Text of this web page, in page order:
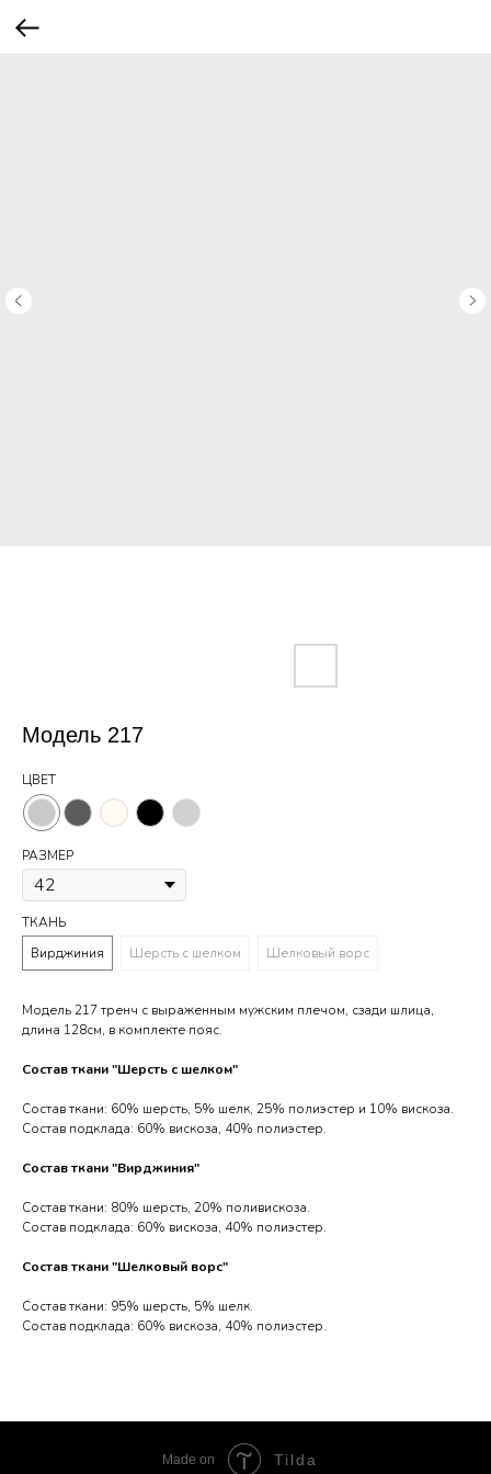
Модель 217
ЦВЕТ
РАЗМЕР
ТКАНЬ
Вирджиния
Шерсть с шелком Шелковый ворс
Модель 217 тренч с выраженным мужским плечом, сзади шлица,
длина 128см, в комплекте пояс.
Состав ткани "Шерсть с шелком"
Состав ткани: 60% шерсть, 5% шелк, 25% полиэстер и 10% вискоза.
Состав подклада: 60% вискоза, 40% полиэстер.
Состав ткани "Вирджиния"
Состав ткани: 80% шерсть, 20% поливискоза.
Состав подклада: 60% вискоза, 40% полиэстер.
Состав ткани "Шелковый ворс"
Состав ткани: 95% шерсть, 5% шелк.
Состав подклада: 60% вискоза, 40% полиэстер.
Made on Tilda